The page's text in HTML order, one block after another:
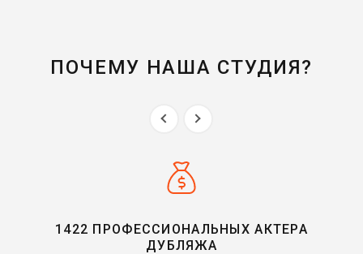
ПОЧЕМУ НАША СТУДИЯ?
1422 ПРОФЕССИОНАЛЬНЫХ АКТЕРА
ДУБЛЯЖА